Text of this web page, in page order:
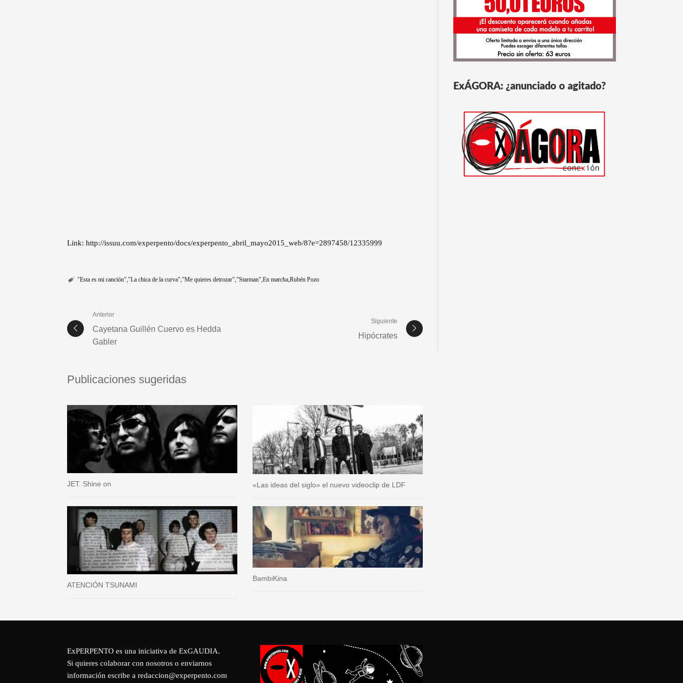
Link: http://issuu.com/experpento/docs/experpento_abril_mayo2015_web/8?e=2897458/12335999
"Esta es mi canción" "La chica de la curva" "Me quieres detrozar" "Starman" En marcha Rubén Pozo
Anterior
Cayetana Guillén Cuervo es Hedda
Gabler
Siguiente
Hipócrates
Publicaciones sugeridas
JET. Shine on «Las ideas del siglo» el nuevo videoclip de LDF
ATENCIÓN TSUNAMI
BambiKina
ExÁGORA: ¿anunciado o agitado?
ExPERPENTO es una iniciativa de ExGAUDIA.
Si quieres colaborar con nosotros o enviarnos
información escribe a redaccion@experpento.com